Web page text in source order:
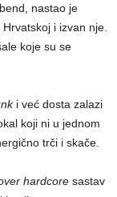
bend, nastao je
i izvan nje.
koje su se
i već dosta zalazi
koji ni u jednom
trči i skače.
hardcore sastav